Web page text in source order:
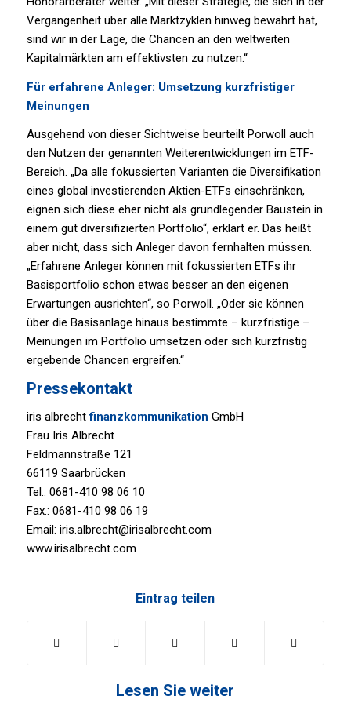
Vergangenheit über alle Marktzyklen hinweg bewährt hat,
sind wir in der Lage, die Chancen an den weltweiten
Kapitalmärkten am effektivsten zu nutzen.“
Für erfahrene Anleger: Umsetzung kurzfristiger
Meinungen
Ausgehend von dieser Sichtweise beurteilt Porwoll auch
den Nutzen der genannten Weiterentwicklungen im ETF-
Bereich. „Da alle fokussierten Varianten die Diversifikation
eines global investierenden Aktien-ETFs einschränken,
eignen sich diese eher nicht als grundlegender Baustein in
einem gut diversifizierten Portfolio“, erklärt er. Das heißt
aber nicht, dass sich Anleger davon fernhalten müssen.
„Erfahrene Anleger können mit fokussierten ETFs ihr
Basisportfolio schon etwas besser an den eigenen
Erwartungen ausrichten“, so Porwoll. „Oder sie können
über die Basisanlage hinaus bestimmte – kurzfristige –
Meinungen im Portfolio umsetzen oder sich kurzfristig
ergebende Chancen ergreifen.“
Pressekontakt
iris albrechtfinanzkommunikation GmbH
Frau Iris Albrecht
Feldmannstraße 121
66119 Saarbrücken
Tel.: 0681-410 98 06 10
Fax.: 0681-410 98 06 19
Email: iris.albrecht@irisalbrecht.com
www.irisalbrecht.com
Eintrag teilen
Lesen Sie weiter